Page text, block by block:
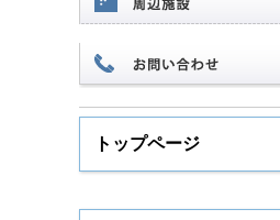
トップページ